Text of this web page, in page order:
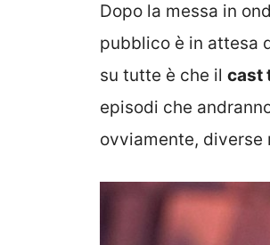
Dopo la messa in
pubblico è in attesa
su tutte è che il cast
episodi che
ovviamente, diverse